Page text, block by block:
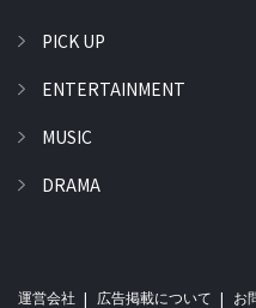
PICK UP
ENTERTAINMENT
MUSIC
DRAMA
運営会社 広告掲載について お